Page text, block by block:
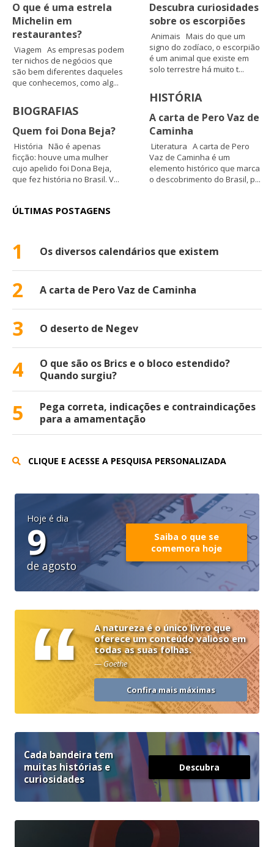
O que é uma estrela
Michelin em
restaurantes?
Viagem As empresas podem
ter nichos de negócios que
são bem diferentes daqueles
que conhecemos, como alg...
BIOGRAFIAS
Quem foi Dona Beja?
História Não é apenas
ficção: houve uma mulher
cujo apelido foi Dona Beja,
que fez história no Brasil. V...
Descubra curiosidades
sobre os escorpiões
Animais Mais do que um
signo do zodíaco, o escorpião
é um animal que existe em
solo terrestre há muito t...
HISTÓRIA
A carta de Pero Vaz de
Caminha
Literatura A carta de Pero
Vaz de Caminha é um
elemento histórico que marca
o descobrimento do Brasil, p...
ÚLTIMAS POSTAGENS
1 Os diversos calendários que existem
2 A carta de Pero Vaz de Caminha
3 O deserto de Negev
4
O que são os Brics e o bloco estendido?
Quando surgiu?
5
Pega correta, indicações e contraindicações
para a amamentação
CLIQUE E ACESSE A PESQUISA PERSONALIZADA
Hoje é dia
9
de agosto
Saiba o que se
comemora hoje
“
A natureza é o único livro que
oferece um conteúdo valioso em
todas as suas folhas.
— Goethe
Confira mais máximas
Cada bandeira tem
muitas histórias e
curiosidades
Descubra